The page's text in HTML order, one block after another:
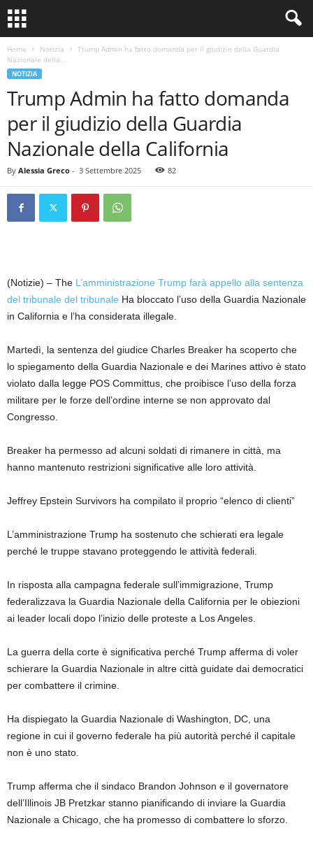
Home Notizia
Trump Admin ha fatto domanda per il giudizio della Guardia
Nazionale della...
NOTIZIA
Trump Admin ha fatto domanda
per il giudizio della Guardia
Nazionale della California
By Alessia Greco - 3 Settembre 2025 82
(Notizie) – The L’amministrazione Trump farà appello alla sentenza
del tribunale del tribunale Ha bloccato l’uso della Guardia Nazionale
in California e l’ha considerata illegale.
Martedì, la sentenza del giudice Charles Breaker ha scoperto che
lo spiegamento della Guardia Nazionale e dei Marines attivo è stato
violato dalla legge POS Committus, che proibisce l’uso della forza
militare per le forze dell’ordine interne se non approvato dal
Congresso.
Breaker ha permesso ad alcuni soldati di rimanere in città, ma
hanno mantenuto restrizioni significative alle loro attività.
Jeffrey Epstein Survivors ha compilato il proprio “elenco di clienti”
L’amministrazione Trump ha sostenuto che schierati era legale
perché le truppe stavano proteggendo le attività federali.
In risposta alla campagna federale sull’immigrazione, Trump
federalizzava la Guardia Nazionale della California per le obiezioni
ai leader locali dopo l’inizio delle proteste a Los Angeles.
La guerra della corte è significativa perché Trump afferma di voler
schierare la Guardia Nazionale in altre città guidate dai democratici
per combattere il crimine.
Ha dispiegato la Guardia Nazionale di Washington, DC, una
regione in cui il governo federale ha più autorità perché il capitale
non è uno stato.
Trump afferma che il sindaco Brandon Johnson e il governatore
dell’Illinois JB Pretzkar stanno pianificando di inviare la Guardia
Nazionale a Chicago, che ha promesso di combattere lo sforzo.